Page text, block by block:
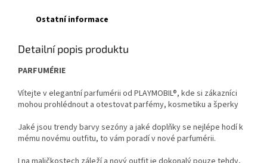
Ostatní informace
Detailní popis produktu
PARFUMÉRIE
Vítejte v elegantní parfumérii od PLAYMOBIL®, kde si zákazníci
mohou prohlédnout a otestovat parfémy, kosmetiku a šperky
Jaké jsou trendy barvy sezóny a jaké doplňky se nejlépe hodí k
mému novému outfitu, to vám poradí v nové parfumérii.